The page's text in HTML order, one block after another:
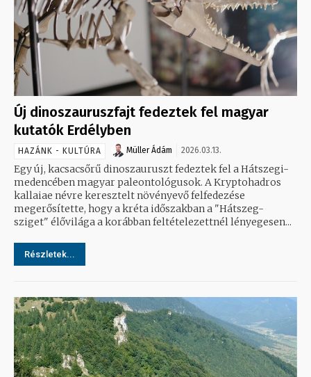
Új dinoszauruszfajt fedeztek fel magyar
kutatók Erdélyben
HAZÁNK - KULTÚRA Müller Ádám 2026.03.13.
Egy új, kacsacsőrű dinoszauruszt fedeztek fel a Hátszegi-
medencében magyar paleontológusok. A Kryptohadros
kallaiae névre keresztelt növényevő felfedezése
megerősítette, hogy a kréta időszakban a "Hátszeg-
sziget" élővilága a korábban feltételezettnél lényegesen...
Részletek...